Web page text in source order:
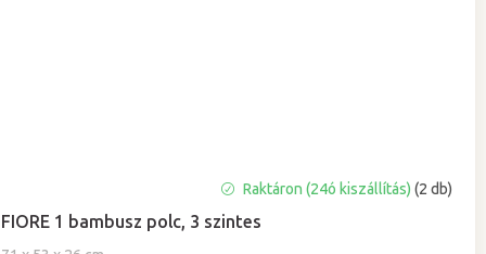
FIORE 1 bambusz polc, 3 szintes
átlagos
Raktáron (24ó kiszállítás)(2 db)